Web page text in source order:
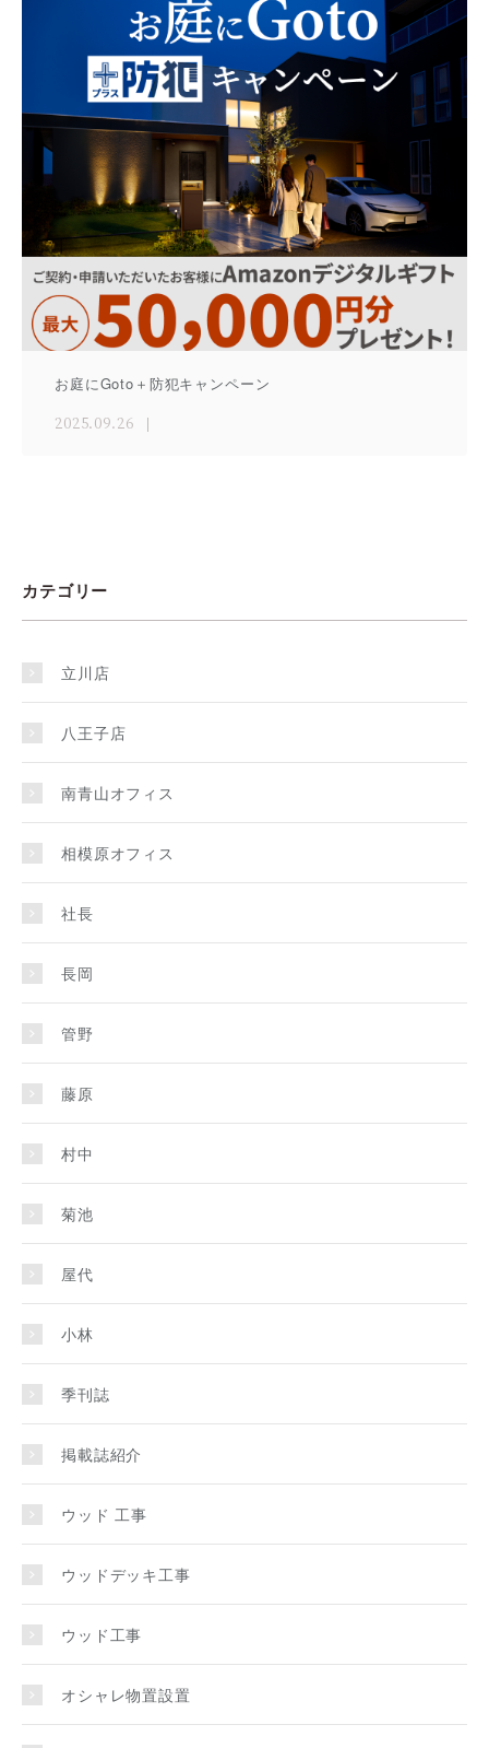
お庭にGoto＋防犯キャンペーン
2025.09.26
カテゴリー
立川店
八王子店
南青山オフィス
相模原オフィス
社長
長岡
管野
藤原
村中
菊池
屋代
小林
季刊誌
掲載誌紹介
ウッド 工事
ウッドデッキ工事
ウッド工事
オシャレ物置設置